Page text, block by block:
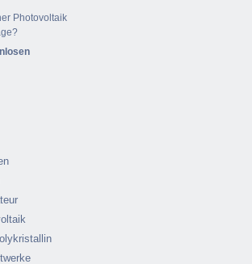
Photovoltaik